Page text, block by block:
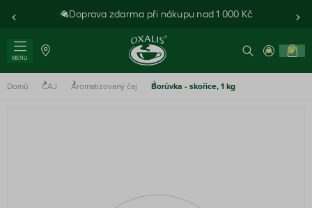
Doprava zdarma při nákupu nad 1 000 Kč
MENU
0
Domů ČAJ Aromatizovaný čaj Borůvka - skořice, 1 kg